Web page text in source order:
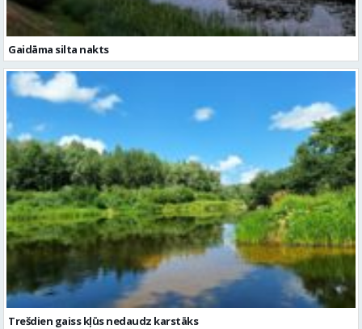
Gaidāma silta nakts
Trešdien gaiss kļūs nedaudz karstāks